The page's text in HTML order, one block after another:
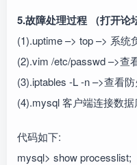
5.故障处理过程 （打开论
(1).uptime –> top –> 系统
(2).vim /etc/passwd –>查
(3).iptables -L -n –>查看
(4).mysql 客户端连接数据
代码如下:
mysql> show processlist;